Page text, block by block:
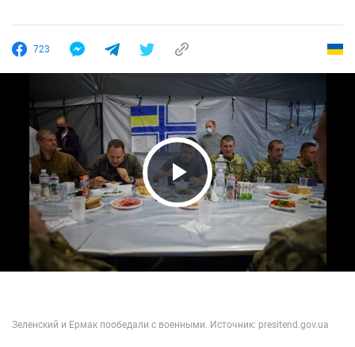
723
Play Video